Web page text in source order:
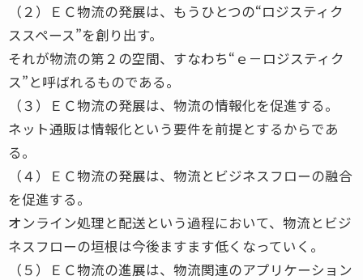
（２）ＥＣ物流の発展は、もうひとつの“ロジスティク
ススペース”を創り出す。
それが物流の第２の空間、すなわち“ｅ－ロジスティク
ス”と呼ばれるものである。
（３）ＥＣ物流の発展は、物流の情報化を促進する。
ネット通販は情報化という要件を前提とするからであ
る。
（４）ＥＣ物流の発展は、物流とビジネスフローの融合
を促進する。
オンライン処理と配送という過程において、物流とビジ
ネスフローの垣根は今後ますます低くなっていく。
（５）ＥＣ物流の進展は、物流関連のアプリケーション